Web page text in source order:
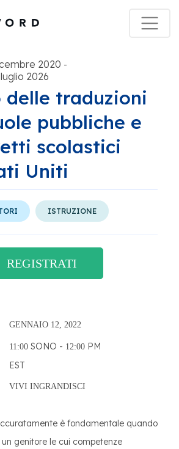
2020 -
2026
traduzioni
pubbliche e
scolastici
Uniti
ISTRUZIONE
REGISTRATI
GENNAIO 12, 2022
11:00 SONO - 12:00 PM
EST
VIVI INGRANDISCI
è fondamentale quando
genitore le cui competenze